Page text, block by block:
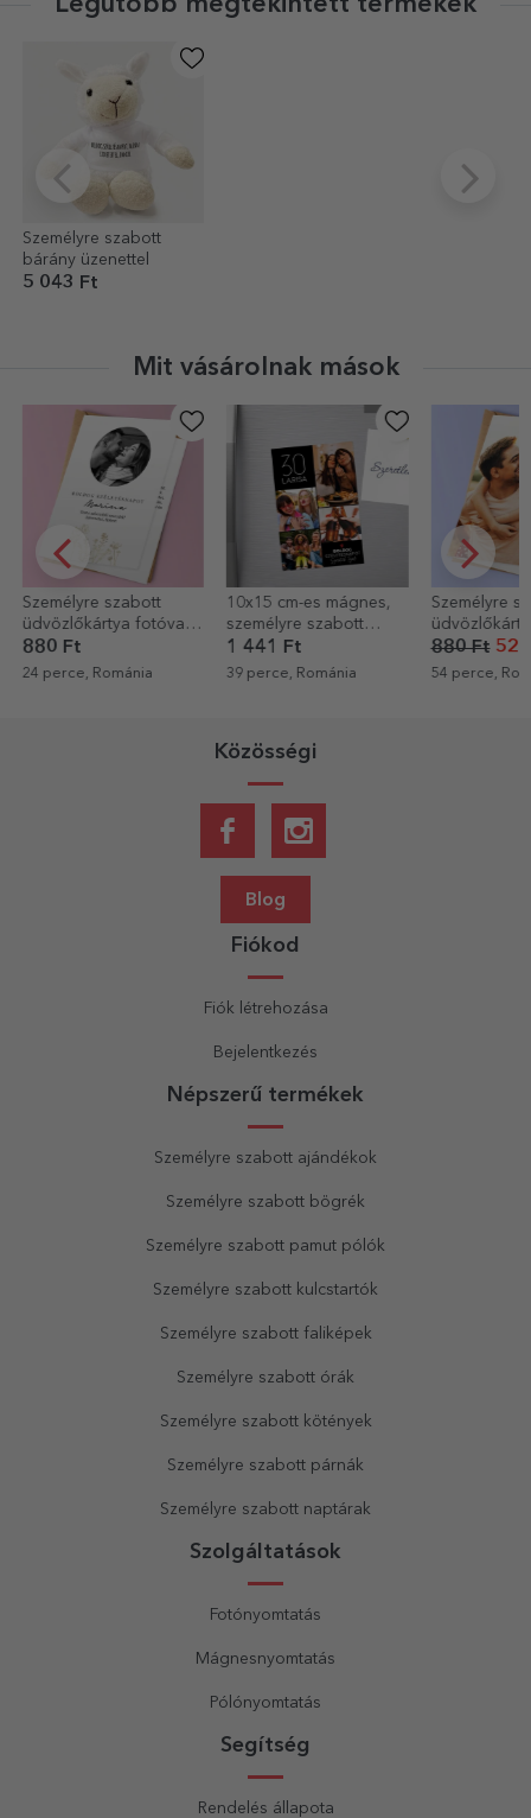
Személyre szabott
bárány üzenettel
5 043 Ft
Mit vásárolnak mások
10x15 cm-es mágnes,
személyre szabott
szöveggel és 4 fotóval
- Boldog
1 441 Ft
39 perce, Románia
-40%
Személyre szabott
üdvözlőkártya fotóval
880 Ft
54 perce, Románia
pezsgő
Arany
6 403
1 órája,
Közösségi
Blog
Fiókod
Fiók létrehozása
Bejelentkezés
Népszerű termékek
Személyre szabott ajándékok
Személyre szabott bögrék
Személyre szabott pamut pólók
Személyre szabott kulcstartók
Személyre szabott faliképek
Személyre szabott órák
Személyre szabott kötények
Személyre szabott párnák
Személyre szabott naptárak
Szolgáltatások
Fotónyomtatás
Mágnesnyomtatás
Pólónyomtatás
Segítség
Rendelés állapota